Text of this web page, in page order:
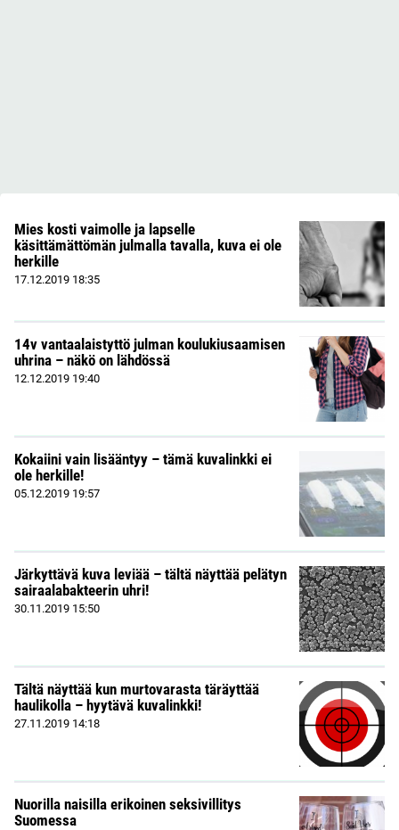
Mies kosti vaimolle ja lapselle
käsittämättömän julmalla tavalla, kuva ei ole
herkille
17.12.2019 18:35
14v vantaalaistyttö julman koulukiusaamisen
uhrina – näkö on lähdössä
12.12.2019 19:40
Kokaiini vain lisääntyy – tämä kuvalinkki ei
ole herkille!
05.12.2019 19:57
Järkyttävä kuva leviää – tältä näyttää pelätyn
sairaalabakteerin uhri!
30.11.2019 15:50
Tältä näyttää kun murtovarasta täräyttää
haulikolla – hyytävä kuvalinkki!
27.11.2019 14:18
Nuorilla naisilla erikoinen seksivillitys
Suomessa